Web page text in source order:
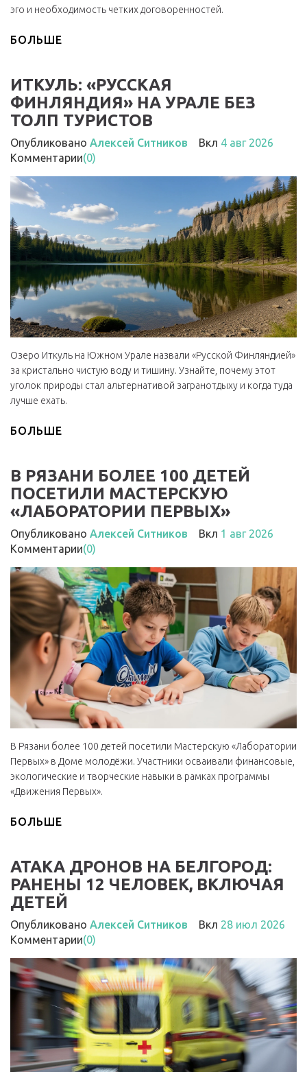
эго и необходимость четких договоренностей.
БОЛЬШЕ
ИТКУЛЬ: «РУССКАЯ
ФИНЛЯНДИЯ» НА УРАЛЕ БЕЗ
ТОЛП ТУРИСТОВ
Опубликовано Алексей Ситников Вкл 4 авг 2026
Комментарии(0)
Озеро Иткуль на Южном Урале назвали «Русской Финляндией»
за кристально чистую воду и тишину. Узнайте, почему этот
уголок природы стал альтернативой загранотдыху и когда туда
лучше ехать.
БОЛЬШЕ
В РЯЗАНИ БОЛЕЕ 100 ДЕТЕЙ
ПОСЕТИЛИ МАСТЕРСКУЮ
«ЛАБОРАТОРИИ ПЕРВЫХ»
Опубликовано Алексей Ситников Вкл 1 авг 2026
Комментарии(0)
В Рязани более 100 детей посетили Мастерскую «Лаборатории
Первых» в Доме молодёжи. Участники осваивали финансовые,
экологические и творческие навыки в рамках программы
«Движения Первых».
БОЛЬШЕ
АТАКА ДРОНОВ НА БЕЛГОРОД:
РАНЕНЫ 12 ЧЕЛОВЕК, ВКЛЮЧАЯ
ДЕТЕЙ
Опубликовано Алексей Ситников Вкл 28 июл 2026
Комментарии(0)